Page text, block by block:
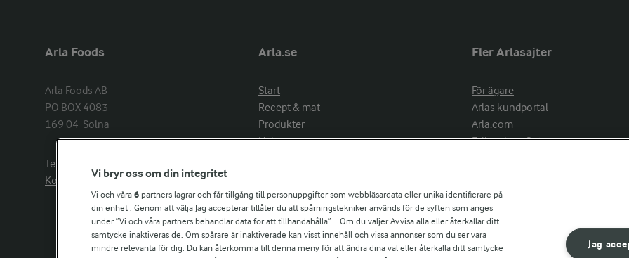
Arla Foods
Arla Foods AB
PO BOX 4083
169 04  Solna
Telefon:
Kontakta oss
Arla.se
Start
Recept & mat
Produkter
Hälsa
Aktuellt
Om Arla
Nyheter & press
Jobb & karriär
Fler Arlasajter
För ägare
Arlas kundportal
Arla.com
Falbygdens Ost
Vi bryr oss om din integritet
Vi och våra 6 partners lagrar och får tillgång till personuppgifter som webbläsardata eller unika identifierare på
din enhet . Genom att välja Jag accepterar tillåter du att spårningstekniker används för de syften som anges
under ”Vi och våra partners behandlar data för att tillhandahålla”. . Om du väljer Avvisa alla eller återkallar ditt
samtycke inaktiveras de. Om spårare är inaktiverade kan visst innehåll och vissa annonser som du ser vara
mindre relevanta för dig. Du kan återkomma till denna meny för att ändra dina val eller återkalla ditt samtycke
Jag